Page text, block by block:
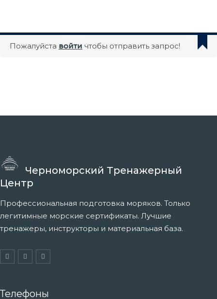
Пожалуйста войти чтобы отправить запрос!
Черноморский Тренажерный
Центр
Профессиональная подготовка моряков. Только
легитимные морские сертификаты. Лучшие
тренажеры, инструкторы и материальная база.
Телефоны